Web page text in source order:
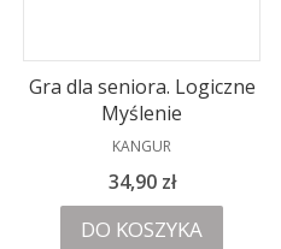
Gra dla seniora. Logiczne
Myślenie
PRODUCENT
KANGUR
Cena
34,90 zł
DO KOSZYKA